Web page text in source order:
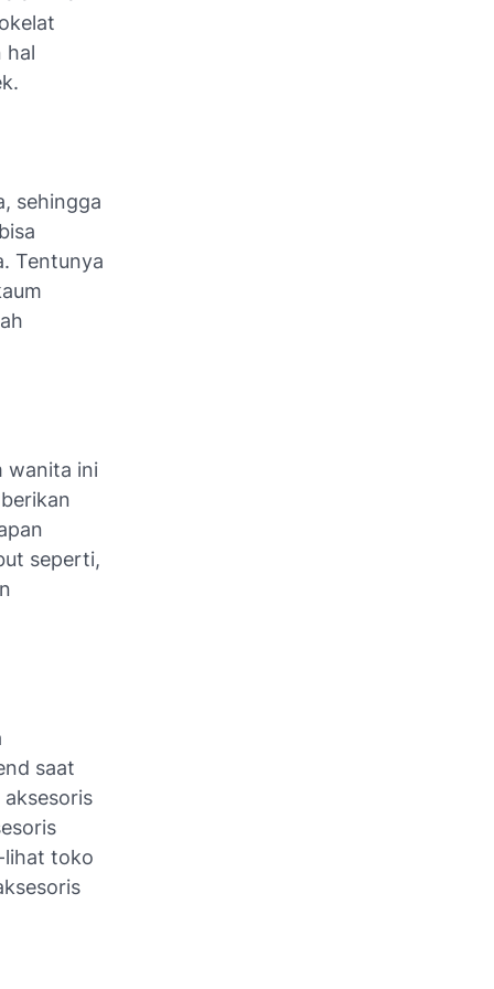
hal
sehingga
Tentunya
wanita ini
seperti,
saat
lihat toko